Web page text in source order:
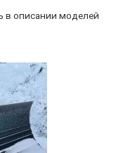
в описании моделей